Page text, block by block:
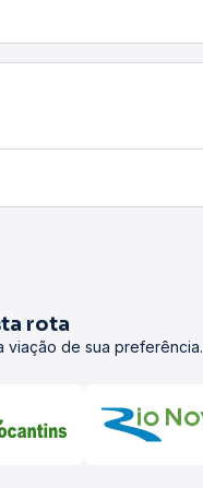
rota
viação de sua preferência.